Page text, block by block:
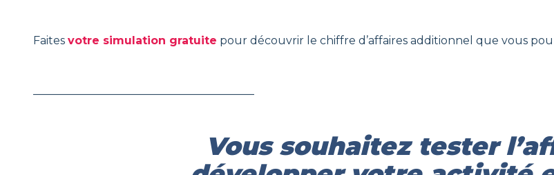
Faites votre simulation gratuite pour découvrir le chiffre d’affaires additionnel que vous
Vous souhaitez tester